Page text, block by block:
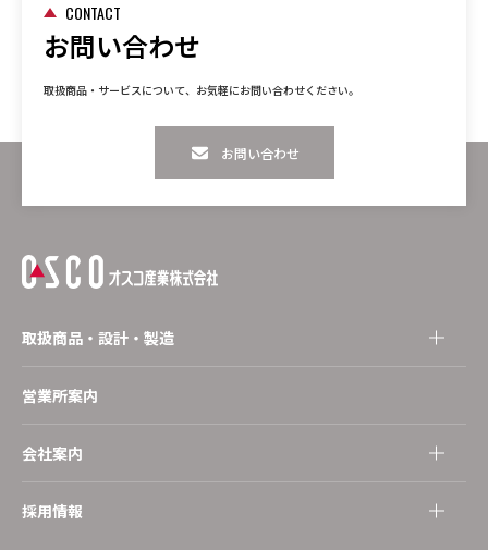
CONTACT
お問い合わせ
取扱商品・サービスについて、お気軽にお問い合わせください。
お問い合わせ
取扱商品・設計・製造
営業所案内
会社案内
採用情報